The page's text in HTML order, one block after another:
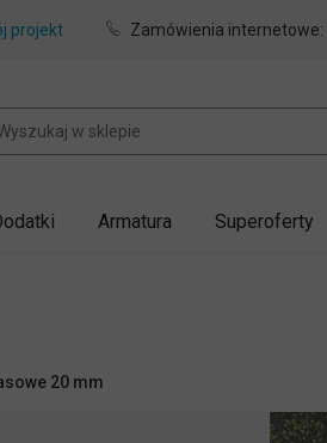
projekt Zamówienia internetowe:
Armatura Superoferty
20 mm